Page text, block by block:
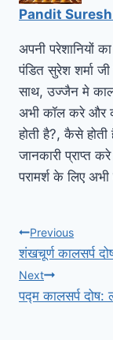
Pandit
अपनी परेशानियों
पंडित सुरेश शर्मा
साथ, उज्जैन मे
अभी कॉल करे और
होती है?, कैसे
जानकारी प्राप्त
परामर्श के लिए
Previous
शंखचूर्ण कालसर्प
Next
पद्म कालसर्प दोष: